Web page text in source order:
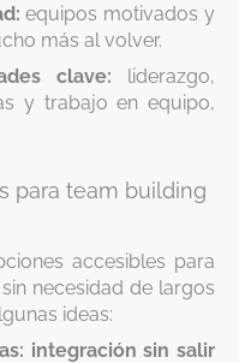
equipos motivados y
más al volver.
clave: liderazgo,
y trabajo en equipo,
para team building
accesibles para
necesidad de largos
ideas:
integración sin salir